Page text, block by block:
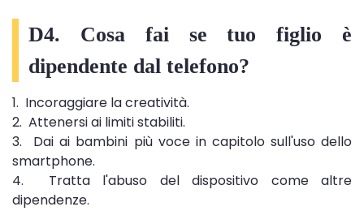
D4. Cosa fai se tuo figlio è
dipendente dal telefono?
1. Incoraggiare la creatività.
2. Attenersi ai limiti stabiliti.
3. Dai ai bambini più voce in capitolo sull'uso dello
smartphone.
4. Tratta l'abuso del dispositivo come altre
dipendenze.